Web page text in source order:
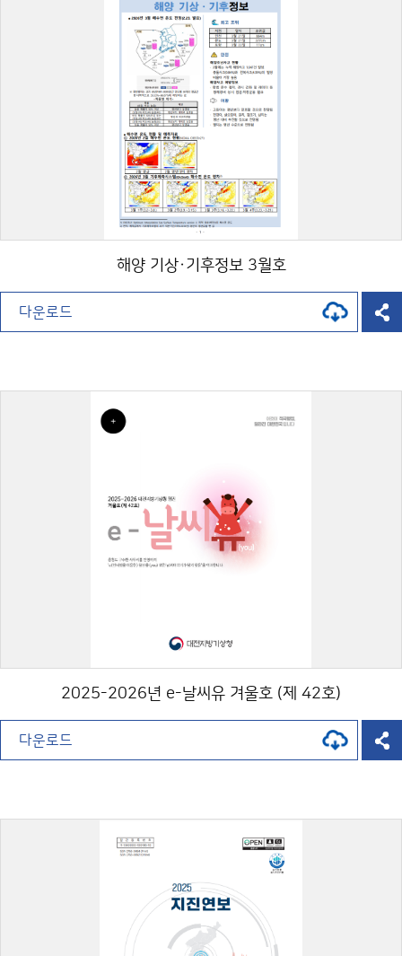
해양 기상·기후정보 3월호
다운로드
2025-2026년 e-날씨유 겨울호 (제 42호)
다운로드